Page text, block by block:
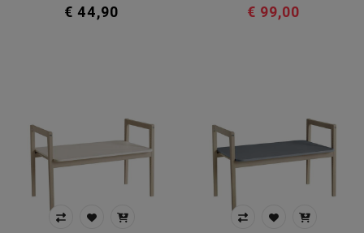
€ 44,90 € 99,00